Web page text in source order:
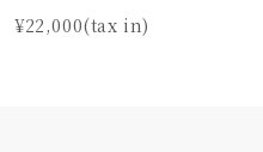
¥22,000(tax in)